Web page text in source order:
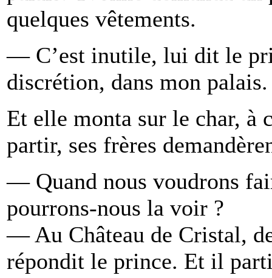
quelques vêtements.
— C’est inutile, lui dit le
discrétion, dans mon palais.
Et elle monta sur le char, à
partir, ses frères
— Quand nous voudrons
pourrons-nous la voir ?
— Au Château de Cristal,
répondit le prince. Et il